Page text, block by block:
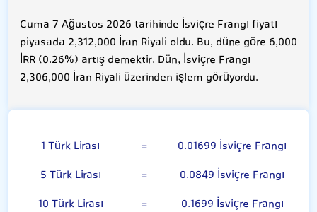
Cuma 7 Ağustos 2026 tarihinde İsviçre Frangı fiyatı
piyasada 2,312,000 İran Riyali oldu. Bu, düne göre 6,000
İRR (0.26%) artış demektir. Dün, İsviçre Frangı
2,306,000 İran Riyali üzerinden işlem görüyordu.
1 Türk Lirası =
0.01699 İsviçre Frangı
5 Türk Lirası
=
0.0849 İsviçre Frangı
10 Türk Lirası
= 0.1699 İsviçre Frangı